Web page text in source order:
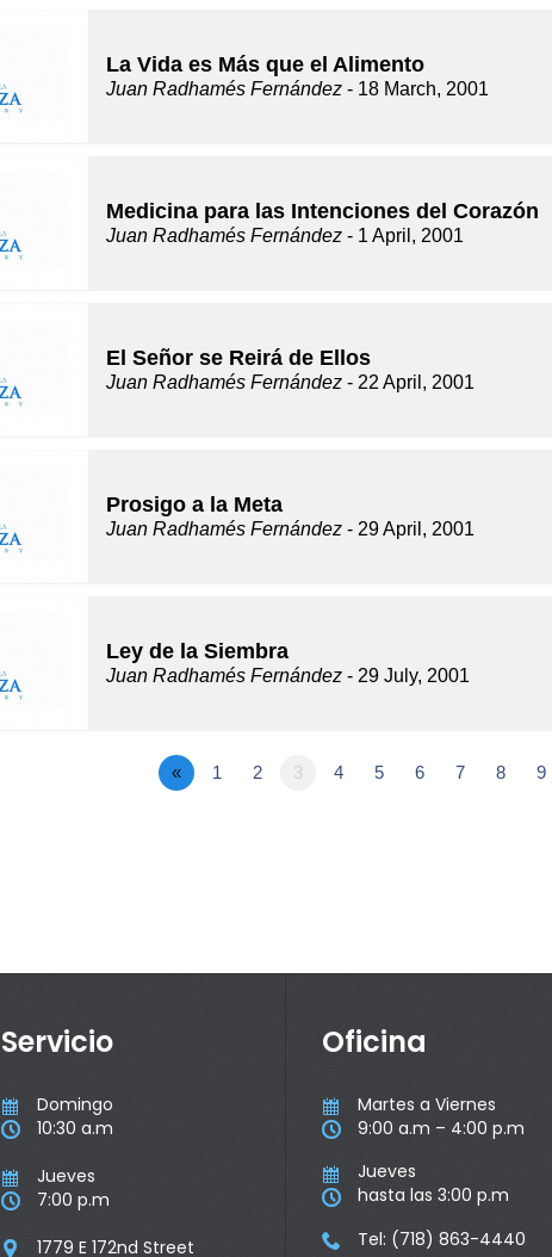
La Vida es Más que el Alimento
Juan Radhamés Fernández - 18 March, 2001
Medicina para las Intenciones del Corazón
Juan Radhamés Fernández - 1 April, 2001
El Señor se Reirá de Ellos
Juan Radhamés Fernández - 22 April, 2001
Prosigo a la Meta
Juan Radhamés Fernández - 29 April, 2001
Ley de la Siembra
Juan Radhamés Fernández - 29 July, 2001
« 1 2 3 4 5 6 7 8 9
Servicio
 Domingo
 10:30 a.m
 Jueves
 7:00 p.m
 1779 E 172nd Street
Oficina
 Martes a Viernes
 9:00 a.m – 4:00 p.m
 Jueves
 hasta las 3:00 p.m
 Tel: (718) 863-4440